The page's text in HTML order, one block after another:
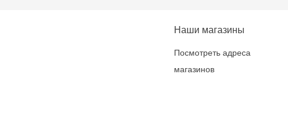
Наши магазины
Посмотреть адреса
магазинов